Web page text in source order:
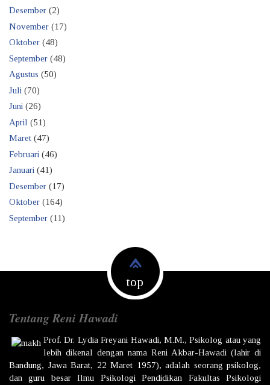
Desember (2)
November (17)
Oktober (48)
September (48)
Agustus (50)
Juli (70)
Juni (26)
April (51)
Maret (47)
Februari (46)
Januari (41)
Desember (17)
Oktober (164)
September (11)
top
Tentang Reni Hawadi
Prof. Dr. Lydia Freyani Hawadi, M.M., Psikolog atau yang
lebih dikenal dengan nama Reni Akbar-Hawadi (lahir di
Bandung, Jawa Barat, 22 Maret 1957), adalah seorang psikolog,
danguru besarIlmu Psikologi Pendidikan Fakultas Psikologi